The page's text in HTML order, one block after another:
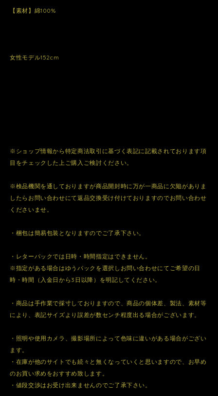
【素材】綿100%
女性モデル152cm
※ショップ情報から特定商法取引に基づく表記に記載されております項
目をチェックした上ご購入ご検討ください。
※検品機関を通しておりますが商品開封時に万が一商品に欠陥がありま
したらお問い合わせにて返品交換受け付けておりますのでお問い合わせ
くださいませ。
・梱包は簡易包装となりますのでご了承下さい。
・レターパックでは日時・時間指定はできません。
※指定がある場合はゆうパックを選択しお問い合わせにてご希望の日
時・時間（入金日から3日以降）を明記してください。
・商品は手作業で採寸しておりますので、商品の個体差、製法、素材等
により、表記サイズより誤差が数センチ程度出る場合がございます。
・照明や使用カメラ、撮影場所によって色味に違いがある場合がござい
ます。
・在庫が他のサイトでも続々と無くなっていくと思いますので、お早め
のお買い求めをおすすめ致します。
・値段交渉はお受け出来ませんのでご了承下さい。